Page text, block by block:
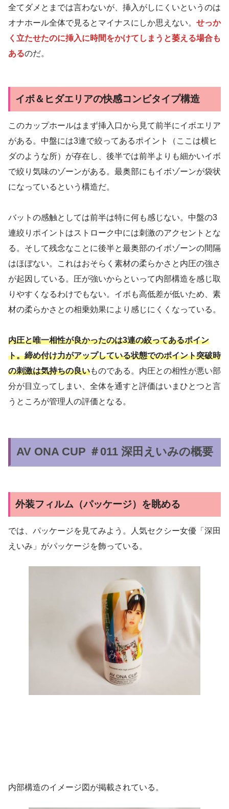
全てダメとまでは言わないが、挿入がしにくいというのは
オナホール全体で見るとマイナスにしか思えない。 せっか
く立たせたのに挿入に時間をかけてしまうと萎える場合も
あるのだ。
イボ＆ヒダエリアの快感コンビタイプ構造
このカップホールはまず挿入口から見て前半にイボエリア
がある。中盤には3連で絞ってあるポイント（ここは横ヒ
ダのような所）が存在し、後半では前半よりも細かいイボ
で絞り気味のゾーンがある。最奥部にもイボゾーンが袋状
になっているという構造だ。
バットの感触としては前半は特に何も感じない。中盤の3
連絞りポイントはストローク中には刺激のアクセントとな
る。そして残念なことに後半と最奥部のイボゾーンの間隔
はほぼない。これはおそらく素材の柔らかさと内圧の強さ
が起因している。圧が強いからといって内部構造を感じ取
りやすくなるわけでもない。イボも高低差が低いため、素
材の柔らかさとの相乗効果により感じにくくなっている。
内圧と唯一相性が良かったのは3連の絞ってあるポイン
ト。締め付け力がアップしている状態でのポイント突破時
の刺激は気持ちの良いものである。内圧との相性が悪い部
分が目立ってしまい、全体を通すと評価はいまひとつと言
うところが管理人の評価となる。
AV ONA CUP ＃011 深田えいみの概要
外装フィルム（パッケージ）を眺める
では、パッケージを見てみよう。人気セクシー女優「深田
えいみ」がパッケージを飾っている。
内部構造のイメージ図が掲載されている。